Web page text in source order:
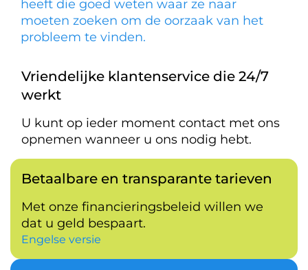
heeft die goed weten waar ze naar
moeten zoeken om de oorzaak van het
probleem te vinden.
Vriendelijke klantenservice die 24/7
werkt
U kunt op ieder moment contact met ons
opnemen wanneer u ons nodig hebt.
Betaalbare en transparante tarieven
Met onze financieringsbeleid willen we
dat u geld bespaart.
Engelse versie